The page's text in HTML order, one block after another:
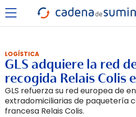
LOGÍSTICA
GLS adquiere la red
recogida Relais Colis
GLS refuerza su red europea de
extradomiciliarias de paquetería
francesa Relais Colis.